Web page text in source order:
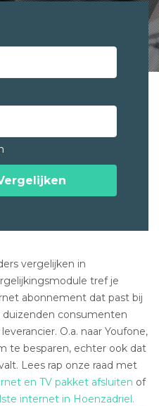
vergelijken in
tref je
abonnement dat past bij
duizenden consumenten
O.a. naar Youfone,
te besparen, echter ook dat
Lees rap onze raad met
en TV pakket afsluiten of
internet in Hoenzadriel.